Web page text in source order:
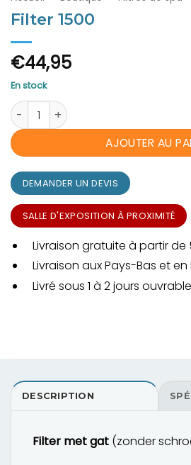
Filter 1500
€44,95
En stock
quantité de Filter 1500
AJOUTER AU
DEMANDER UN DEVIS
SALLE D'EXPOSITION À PROXIMITÉ
Livraison gratuite à partir de
Livraison aux Pays-Bas et en
Livré sous 1 à 2 jours
DESCRIPTION
Filter met gat (zonder